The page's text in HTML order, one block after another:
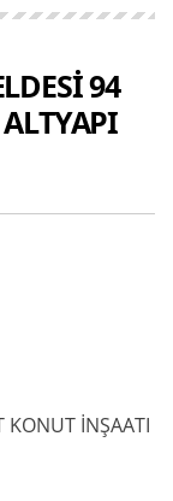
94
KONUT İNŞAATI